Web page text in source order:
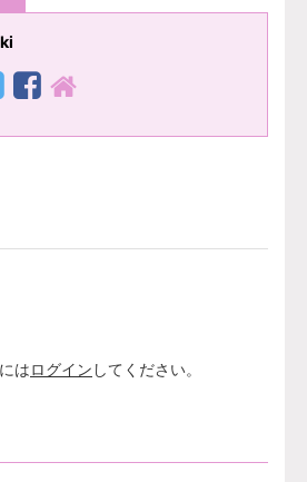
はログイン してください。